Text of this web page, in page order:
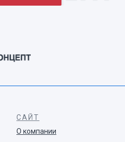
САЙТ
О компании